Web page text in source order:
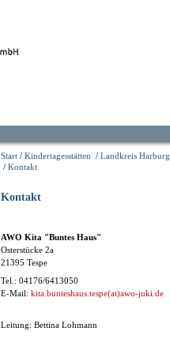
Start / Kindertagesstätten / Landkreis Harburg
/ Kontakt
Kontakt
AWO Kita "Buntes Haus"
Osterstücke 2a
21395 Tespe
Tel.: 04176/6413050
E-Mail: kita.bunteshaus.tespe(at)awo-juki.de
Leitung: Bettina Lohmann